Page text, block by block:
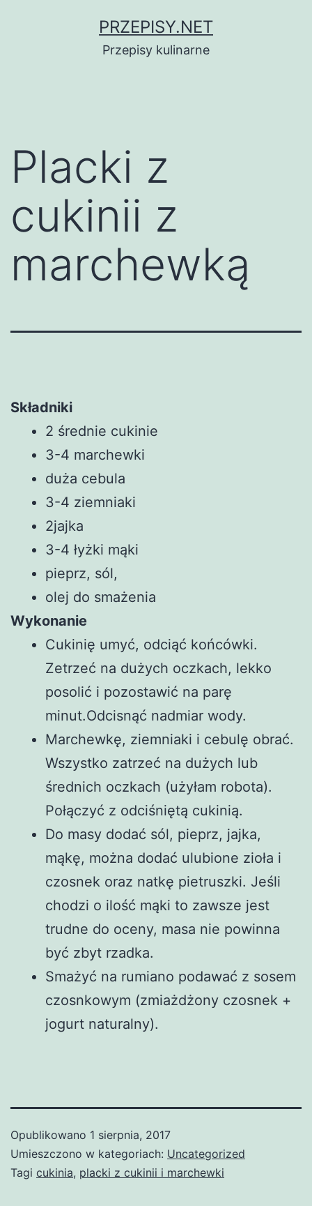
PRZEPISY.NET
Przepisy kulinarne
Placki z
cukinii z
marchewką
Składniki
2 średnie cukinie
3-4 marchewki
duża cebula
3-4 ziemniaki
2jajka
3-4 łyżki mąki
pieprz, sól,
olej do smażenia
Wykonanie
Cukinię umyć, odciąć końcówki.
Zetrzeć na dużych oczkach, lekko
posolić i pozostawić na parę
minut.Odcisnąć nadmiar wody.
Marchewkę, ziemniaki i cebulę obrać.
Wszystko zatrzeć na dużych lub
średnich oczkach (użyłam robota).
Połączyć z odciśniętą cukinią.
Do masy dodać sól, pieprz, jajka,
mąkę, można dodać ulubione zioła i
czosnek oraz natkę pietruszki. Jeśli
chodzi o ilość mąki to zawsze jest
trudne do oceny, masa nie powinna
być zbyt rzadka.
Smażyć na rumiano podawać z sosem
czosnkowym (zmiażdżony czosnek +
jogurt naturalny).
Opublikowano 1 sierpnia, 2017
Umieszczono w kategoriach: Uncategorized
Tagi cukinia, placki z cukinii i marchewki